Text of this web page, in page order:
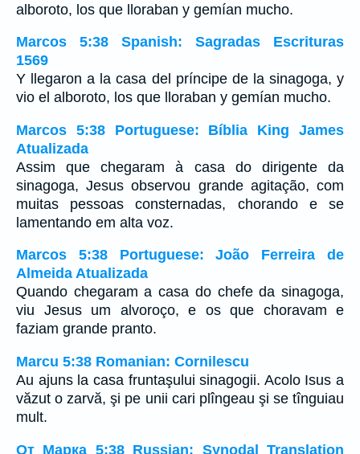
alboroto, los que lloraban y gemían mucho.
Marcos 5:38 Spanish: Sagradas Escrituras
1569
Y llegaron a la casa del príncipe de la sinagoga, y
vio el alboroto, los que lloraban y gemían mucho.
Marcos 5:38 Portuguese: Bíblia King James
Atualizada
Assim que chegaram à casa do dirigente da
sinagoga, Jesus observou grande agitação, com
muitas pessoas consternadas, chorando e se
lamentando em alta voz.
Marcos 5:38 Portuguese: João Ferreira de
Almeida Atualizada
Quando chegaram a casa do chefe da sinagoga,
viu Jesus um alvoroço, e os que choravam e
faziam grande pranto.
Marcu 5:38 Romanian: Cornilescu
Au ajuns la casa fruntaşului sinagogii. Acolo Isus a
văzut o zarvă, şi pe unii cari plîngeau şi se tînguiau
mult.
От Марка 5:38 Russian: Synodal Translation